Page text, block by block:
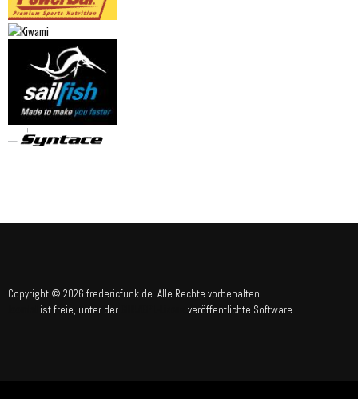
Copyright © 2026 fredericfunk.de. Alle Rechte vorbehalten.
ist freie, unter der veröffentlichte Software.